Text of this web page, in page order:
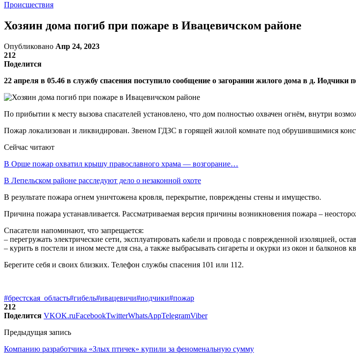
Происшествия
Хозяин дома погиб при пожаре в Ивацевичском районе
Опубликовано Апр 24, 2023
212
Поделится
22 апреля в 05.46 в службу спасения поступило сообщение о загорании жилого дома в д. Иодчики
По прибытии к месту вызова спасателей установлено, что дом полностью охвачен огнём, внутри
Пожар локализован и ликвидирован. Звеном ГДЗС в горящей жилой комнате под обрушившимися
Сейчас читают
В Орше пожар охватил крышу православного храма — возгорание…
В Лепельском районе расследуют дело о незаконной охоте
В результате пожара огнем уничтожена кровля, перекрытие, повреждены стены и имущество.
Причина пожара устанавливается. Рассматриваемая версия причины возникновения пожара –
Спасатели напоминают, что запрещается:
– перегружать электрические сети, эксплуатировать кабели и провода с поврежденной изоляцией,
– курить в постели и ином месте для сна, а также выбрасывать сигареты и окурки из окон и балконов
Берегите себя и своих близких. Телефон службы спасения 101 или 112.
#брестская_область#гибель#ивацевичи#иодчики#пожар
212
Поделится VKOK.ruFacebookTwitterWhatsAppTelegramViber
Предыдущая запись
Компанию разработчика «Злых птичек» купили за феноменальную сумму